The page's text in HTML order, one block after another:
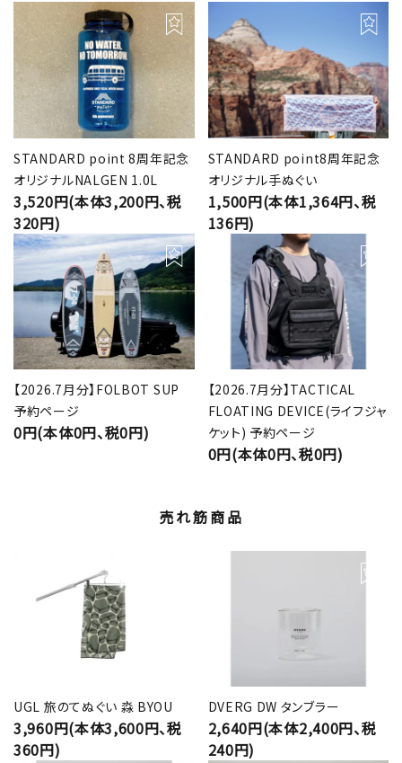
STANDARD point 8周年記念
オリジナルNALGEN 1.0L
3,520円(本体3,200円、税
320円)
STANDARD point8周年記念
オリジナル手ぬぐい
1,500円(本体1,364円、税
136円)
【2026.7月分】FOLBOT SUP
予約ページ
0円(本体0円、税0円)
【2026.7月分】TACTICAL
FLOATING DEVICE(ライフジャ
ケット) 予約ページ
0円(本体0円、税0円)
売れ筋商品
UGL 旅のてぬぐい 淼 BYOU
3,960円(本体3,600円、税
360円)
DVERG DW タンブラー
2,640円(本体2,400円、税
240円)